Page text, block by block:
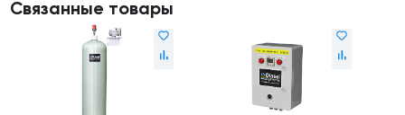
Связанные товары